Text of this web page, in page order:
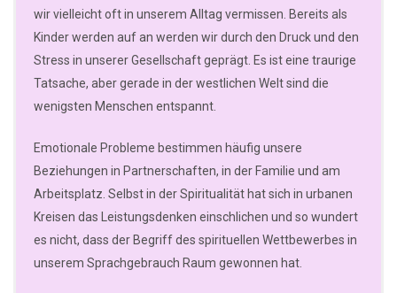
wir vielleicht oft in unserem Alltag vermissen. Bereits als
Kinder werden auf an werden wir durch den Druck und den
Stress in unserer Gesellschaft geprägt. Es ist eine traurige
Tatsache, aber gerade in der westlichen Welt sind die
wenigsten Menschen entspannt.
Emotionale Probleme bestimmen häufig unsere
Beziehungen in Partnerschaften, in der Familie und am
Arbeitsplatz. Selbst in der Spiritualität hat sich in urbanen
Kreisen das Leistungsdenken einschlichen und so wundert
es nicht, dass der Begriff des spirituellen Wettbewerbes in
unserem Sprachgebrauch Raum gewonnen hat.